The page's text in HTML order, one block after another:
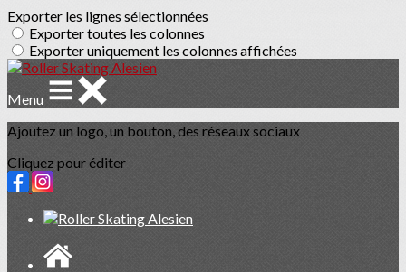
Exporter les lignes sélectionnées
Exporter toutes les colonnes
Exporter uniquement les colonnes affichées
Menu
Ajoutez un logo, un bouton, des réseaux sociaux
Cliquez pour éditer